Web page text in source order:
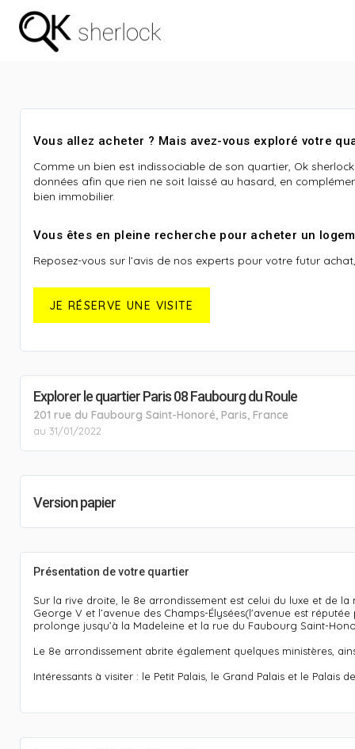
Vous allez acheter ? Mais avez-vous exploré votre
Comme un bien est indissociable de son quartier, Ok
données afin que rien ne soit laissé au hasard, en
bien immobilier.
Vous êtes en pleine recherche pour acheter un
Reposez-vous sur l’avis de nos experts pour votre futur
JE RÉSERVE UNE VISITE
Explorer le quartier Paris 08 Faubourg du Roule
201 rue du Faubourg Saint-Honoré, Paris, France
au 31/01/2022
Version papier
Présentation de votre quartier
Sur la rive droite, le 8e arrondissement est celui du luxe et de
George V et l’avenue des Champs-Élysées(l'avenue est
prolonge jusqu’à la Madeleine et la rue du Faubourg Saint-
Le 8e arrondissement abrite également quelques ministères,
Intéressants à visiter : le Petit Palais, le Grand Palais et le Palais